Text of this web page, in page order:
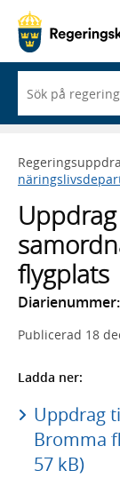
du
börjar
skriva
framträder
en
med
sökförslag
flygplats
Publicerad 18
Ladda ner:
Uppdrag
Bromma
57 kB)